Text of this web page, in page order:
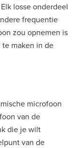
losse onderdeel
frequentie
zou opnemen is
maken in de
microfoon
van de
die je wilt
van de